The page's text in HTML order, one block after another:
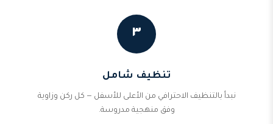
٣
تنظيف شامل
نبدأ بالتنظيف الاحترافي من الأعلى للأسفل — كل ركن وزاوية
وفق منهجية مدروسة.